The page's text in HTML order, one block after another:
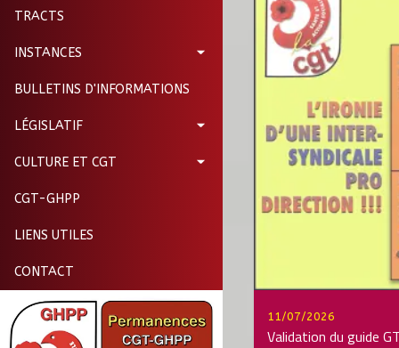
TRACTS
INSTANCES
BULLETINS D'INFORMATIONS
LÉGISLATIF
CULTURE ET CGT
CGT-GHPP
LIENS UTILES
CONTACT
11/07/2026
Validation du guide